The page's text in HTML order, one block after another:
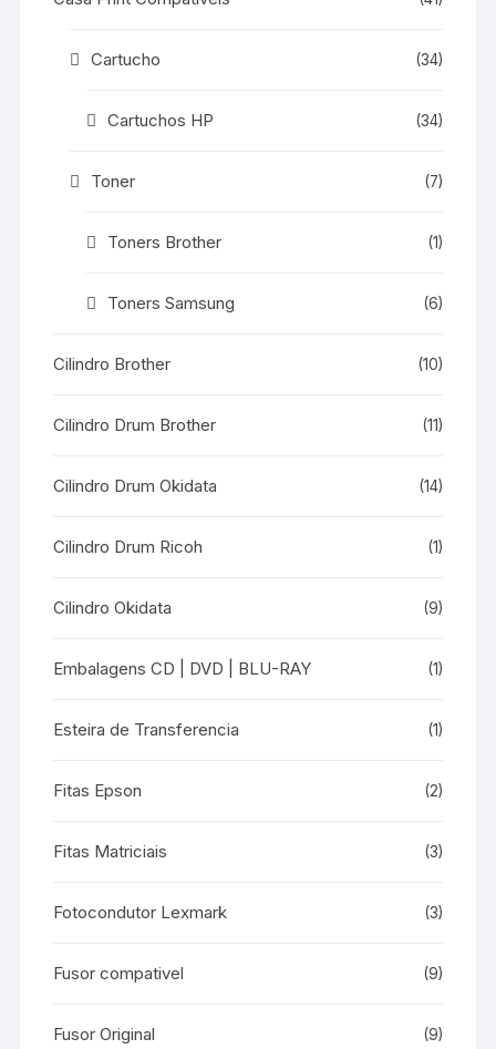
Cartucho (34)
Cartuchos HP (34)
Toner (7)
Toners Brother (1)
Toners Samsung (6)
Cilindro Brother (10)
Cilindro Drum Brother (11)
Cilindro Drum Okidata (14)
Cilindro Drum Ricoh (1)
Cilindro Okidata (9)
Embalagens CD | DVD | BLU-RAY (1)
Esteira de Transferencia (1)
Fitas Epson (2)
Fitas Matriciais (3)
Fotocondutor Lexmark (3)
Fusor compativel (9)
Fusor Original (9)